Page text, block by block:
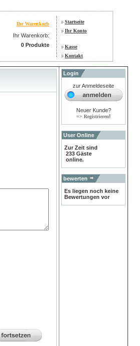
Ihr Warenkorb
Ihr Warenkorb:
0 Produkte
Startseite
Ihr Konto
Kasse
Kontakt
Login
zur Anmeldeseite
Neuer Kunde?
=> Registrieren!
User Online
Zur Zeit sind
233 Gäste
online.
bewerten
Es liegen noch keine
Bewertungen vor